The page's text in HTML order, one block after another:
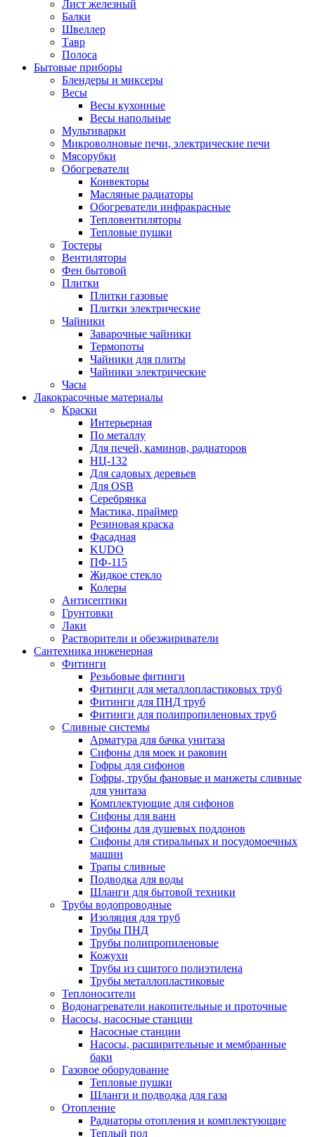
Лист железный
Балки
Швеллер
Тавр
Полоса
Бытовые приборы
Блендеры и миксеры
Весы
Весы кухонные
Весы напольные
Мультиварки
Микроволновые печи, электрические печи
Мясорубки
Обогреватели
Конвекторы
Масляные радиаторы
Обогреватели инфракрасные
Тепловентиляторы
Тепловые пушки
Тостеры
Вентиляторы
Фен бытовой
Плитки
Плитки газовые
Плитки электрические
Чайники
Заварочные чайники
Термопоты
Чайники для плиты
Чайники электрические
Часы
Лакокрасочные материалы
Краски
Интерьерная
По металлу
Для печей, каминов, радиаторов
НЦ-132
Для садовых деревьев
Для OSB
Серебрянка
Мастика, праймер
Резиновая краска
Фасадная
KUDO
ПФ-115
Жидкое стекло
Колеры
Антисептики
Грунтовки
Лаки
Растворители и обезжириватели
Сантехника инженерная
Фитинги
Резьбовые фитинги
Фитинги для металлопластиковых труб
Фитинги для ПНД труб
Фитинги для полипропиленовых труб
Сливные системы
Арматура для бачка унитаза
Сифоны для моек и раковин
Гофры для сифонов
Гофры, трубы фановые и манжеты сливные
для унитаза
Комплектующие для сифонов
Сифоны для ванн
Сифоны для душевых поддонов
Сифоны для стиральных и посудомоечных
машин
Трапы сливные
Подводка для воды
Шланги для бытовой техники
Трубы водопроводные
Изоляция для труб
Трубы ПНД
Трубы полипропиленовые
Кожухи
Трубы из сшитого полиэтилена
Трубы металлопластиковые
Теплоносители
Водонагреватели накопительные и проточные
Насосы, насосные станции
Насосные станции
Насосы, расширительные и мембранные
баки
Газовое оборудование
Тепловые пушки
Шланги и подводка для газа
Отопление
Радиаторы отопления и комплектующие
Теплый пол